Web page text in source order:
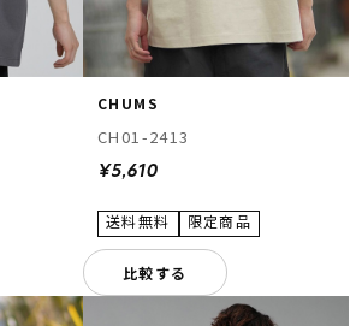
CHUMS
CH01-2413
¥5,610
比較する